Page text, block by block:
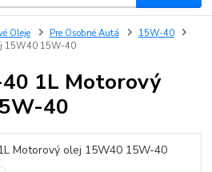
Oleje Pre Osobné Autá
15W-40
15W40 15W-40
1L Motorový
40